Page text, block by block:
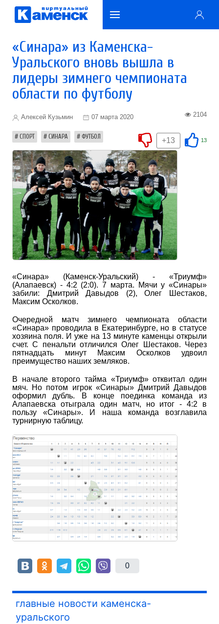
«Синара» из Каменска-
Уральского вновь вышла в
лидеры зимнего чемпионата
области по футболу
Алексей Кузьмин 07 марта 2020 2104
СПОРТ СИНАРА ФУТБОЛ 13
+13
«Синара» (Каменск-Уральский) - «Триумф»
(Алапаевск) - 4:2 (2:0). 7 марта. Мячи у «Синары»
забили: Дмитрий Давыдов (2), Олег Шестаков,
Максим Осколков.
Очередной матч зимнего чемпионата области
«Синара» проводила в Екатеринбурге, но в статусе
хозяина поля. И уже на 13 минуте каменцы открыли
счет. С пенальти отличился Олег Шестаков. Через
пятнадцать минут Максим Осколков удвоил
преимущество наших земляков.
В начале второго тайма «Триумф» отквитал один
мяч. Но потом игрок «Синары» Дмитрий Давыдов
оформил дубль. В конце поединка команда из
Алапаевска отыграла один матч, но итог - 4:2 в
пользу «Синары». И наша команда возглавила
турнирную таблицу.
0
главные новости каменска-
уральского